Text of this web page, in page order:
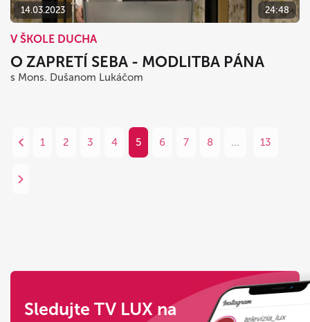
14.03.2023 24:48
V ŠKOLE DUCHA
O ZAPRETÍ SEBA - MODLITBA PÁNA
s Mons. Dušanom Lukáčom
1 2 3 4 5 6 7 8 ... 13
Sledujte TV LUX na